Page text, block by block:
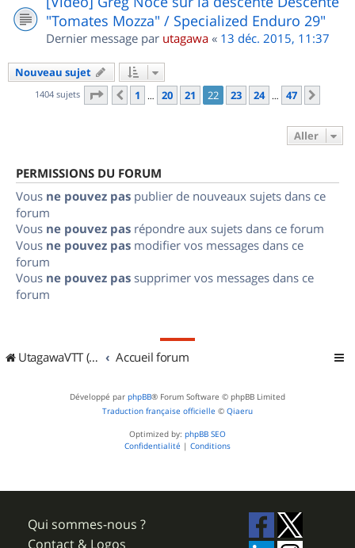
"Tomates Mozza" / Specialized Enduro 29"
Dernier message par utagawa « 13 déc. 2015, 11:37
Nouveau sujet
1404 sujets Page 22 sur47
Précédent
1 … 20 21 22 23 24 … 47
Aller
PERMISSIONS DU FORUM
Vous ne pouvez pas publier de nouveaux sujets dans ce
forum
Vous ne pouvez pas répondre aux sujets dans ce forum
Vous ne pouvez pas modifier vos messages dans ce
forum
Vous ne pouvez pas supprimer vos messages dans ce
forum
UtagawaVTT (Randos VTT et VTTAE avec traces GPS) Accueil forum
Développé par phpBB® Forum Software © phpBB Limited
Traduction française officielle © Qiaeru
Optimized by: phpBB SEO
Confidentialité | Conditions
Qui sommes-nous ?
Contact & Logos